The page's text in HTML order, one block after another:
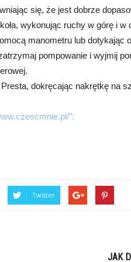
się, że jest dobrze
wykonując ruchy w górę i w
manometru lub dotykając
pompowanie i wyjmij
dokręcając nakrętkę na
”:
Twitter
JAK